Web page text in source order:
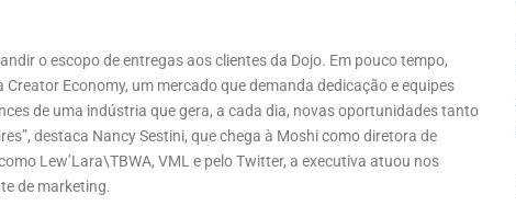
o escopo de entregas aos clientes da Dojo. Em pouco tempo,
Economy, um mercado que demanda dedicação e equipes
de uma indústria que gera, a cada dia, novas oportunidades tanto
destaca Nancy Sestini, que chega à Moshi como diretora de
Lew’Lara\TBWA, VML e pelo Twitter, a executiva atuou nos
de marketing.